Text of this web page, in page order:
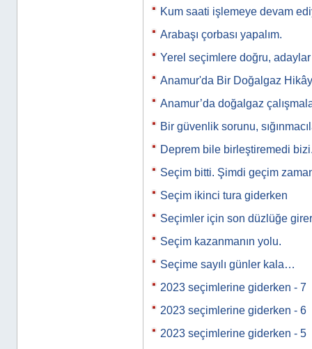
Kum saati işlemeye devam
Arabaşı çorbası yapalım.
Yerel seçimlere doğru, adaylar
Anamur'da Bir Doğalgaz
Anamur’da doğalgaz
Bir güvenlik sorunu,
Deprem bile birleştiremedi
Seçim bitti. Şimdi geçim
Seçim ikinci tura giderken
Seçimler için son düzlüğe
Seçim kazanmanın yolu.
Seçime sayılı günler kala…
2023 seçimlerine giderken - 7
2023 seçimlerine giderken - 6
2023 seçimlerine giderken - 5